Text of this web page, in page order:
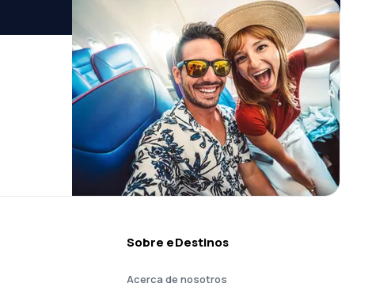
Sobre eDestinos
Acerca de nosotros